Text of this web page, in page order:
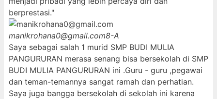
berprestasi."
manikrohana0@gmail.com8-A
Saya sebagai salah 1 murid SMP BUDI MULIA
PANGURURAN merasa senang bisa bersekolah di SMP
BUDI MULIA PANGURURAN ini .Guru - guru ,pegawai
dan teman-temannya sangat ramah dan perhatian.
Saya juga bangga bersekolah di sekolah ini karena